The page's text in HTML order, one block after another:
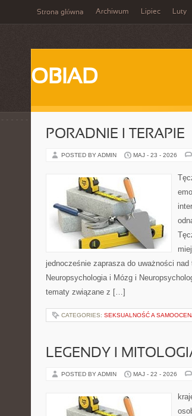
Strona główna Archiwum Lipiec Luty
OBIAD
PORADNIE I TERAPIE
POSTED BY ADMIN MAJ - 23 - 2026
jednocześnie zaprasza do uważności
Neuropsychologia i Mózg i
tematy związane z […]
CATEGORIES: SEKSUALNOŚĆ A
LEGENDY I
POSTED BY ADMIN MAJ - 22 - 2026